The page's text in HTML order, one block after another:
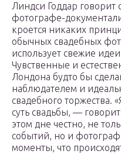
Линдси Годдар говорит
фотографе-
кроется никаких
обычных свадебных
использует свежие
Чувственные и
Лондона будто бы
наблюдателем и
свадебного торжества.
суть свадьбы, —
этом дне честно, не
событий, но и
моменты, что